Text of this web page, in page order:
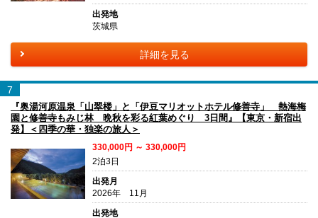
出発地
茨城県
詳細を見る
7
『奥湯河原温泉「山翠楼」と「伊豆マリオットホテル修善寺」 熱海梅
園と修善寺もみじ林 晩秋を彩る紅葉めぐり 3日間』【東京・新宿出
発】＜四季の華・独楽の旅人＞
330,000円 ～ 330,000円
2泊3日
出発月
2026年 11月
出発地